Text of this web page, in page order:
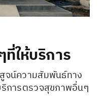
ให้บริการ
จน์ความสัมพันธ์ทาง
การตรวจสุขภาพอื่นๆ